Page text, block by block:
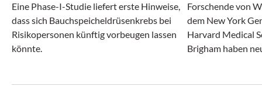
Eine Phase-I-Studie liefert erste Hinweise,
dass sich Bauchspeicheldrüsenkrebs bei
Risikopersonen künftig vorbeugen lassen
könnte.
Forschende von
dem New York
Harvard Medical
Brigham haben